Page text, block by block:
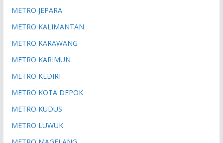
METRO JEPARA
METRO KALIMANTAN
METRO KARAWANG
METRO KARIMUN
METRO KEDIRI
METRO KOTA DEPOK
METRO KUDUS
METRO LUWUK